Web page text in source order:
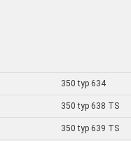
350 typ 634
350 typ 638 TS
350 typ 639 TS